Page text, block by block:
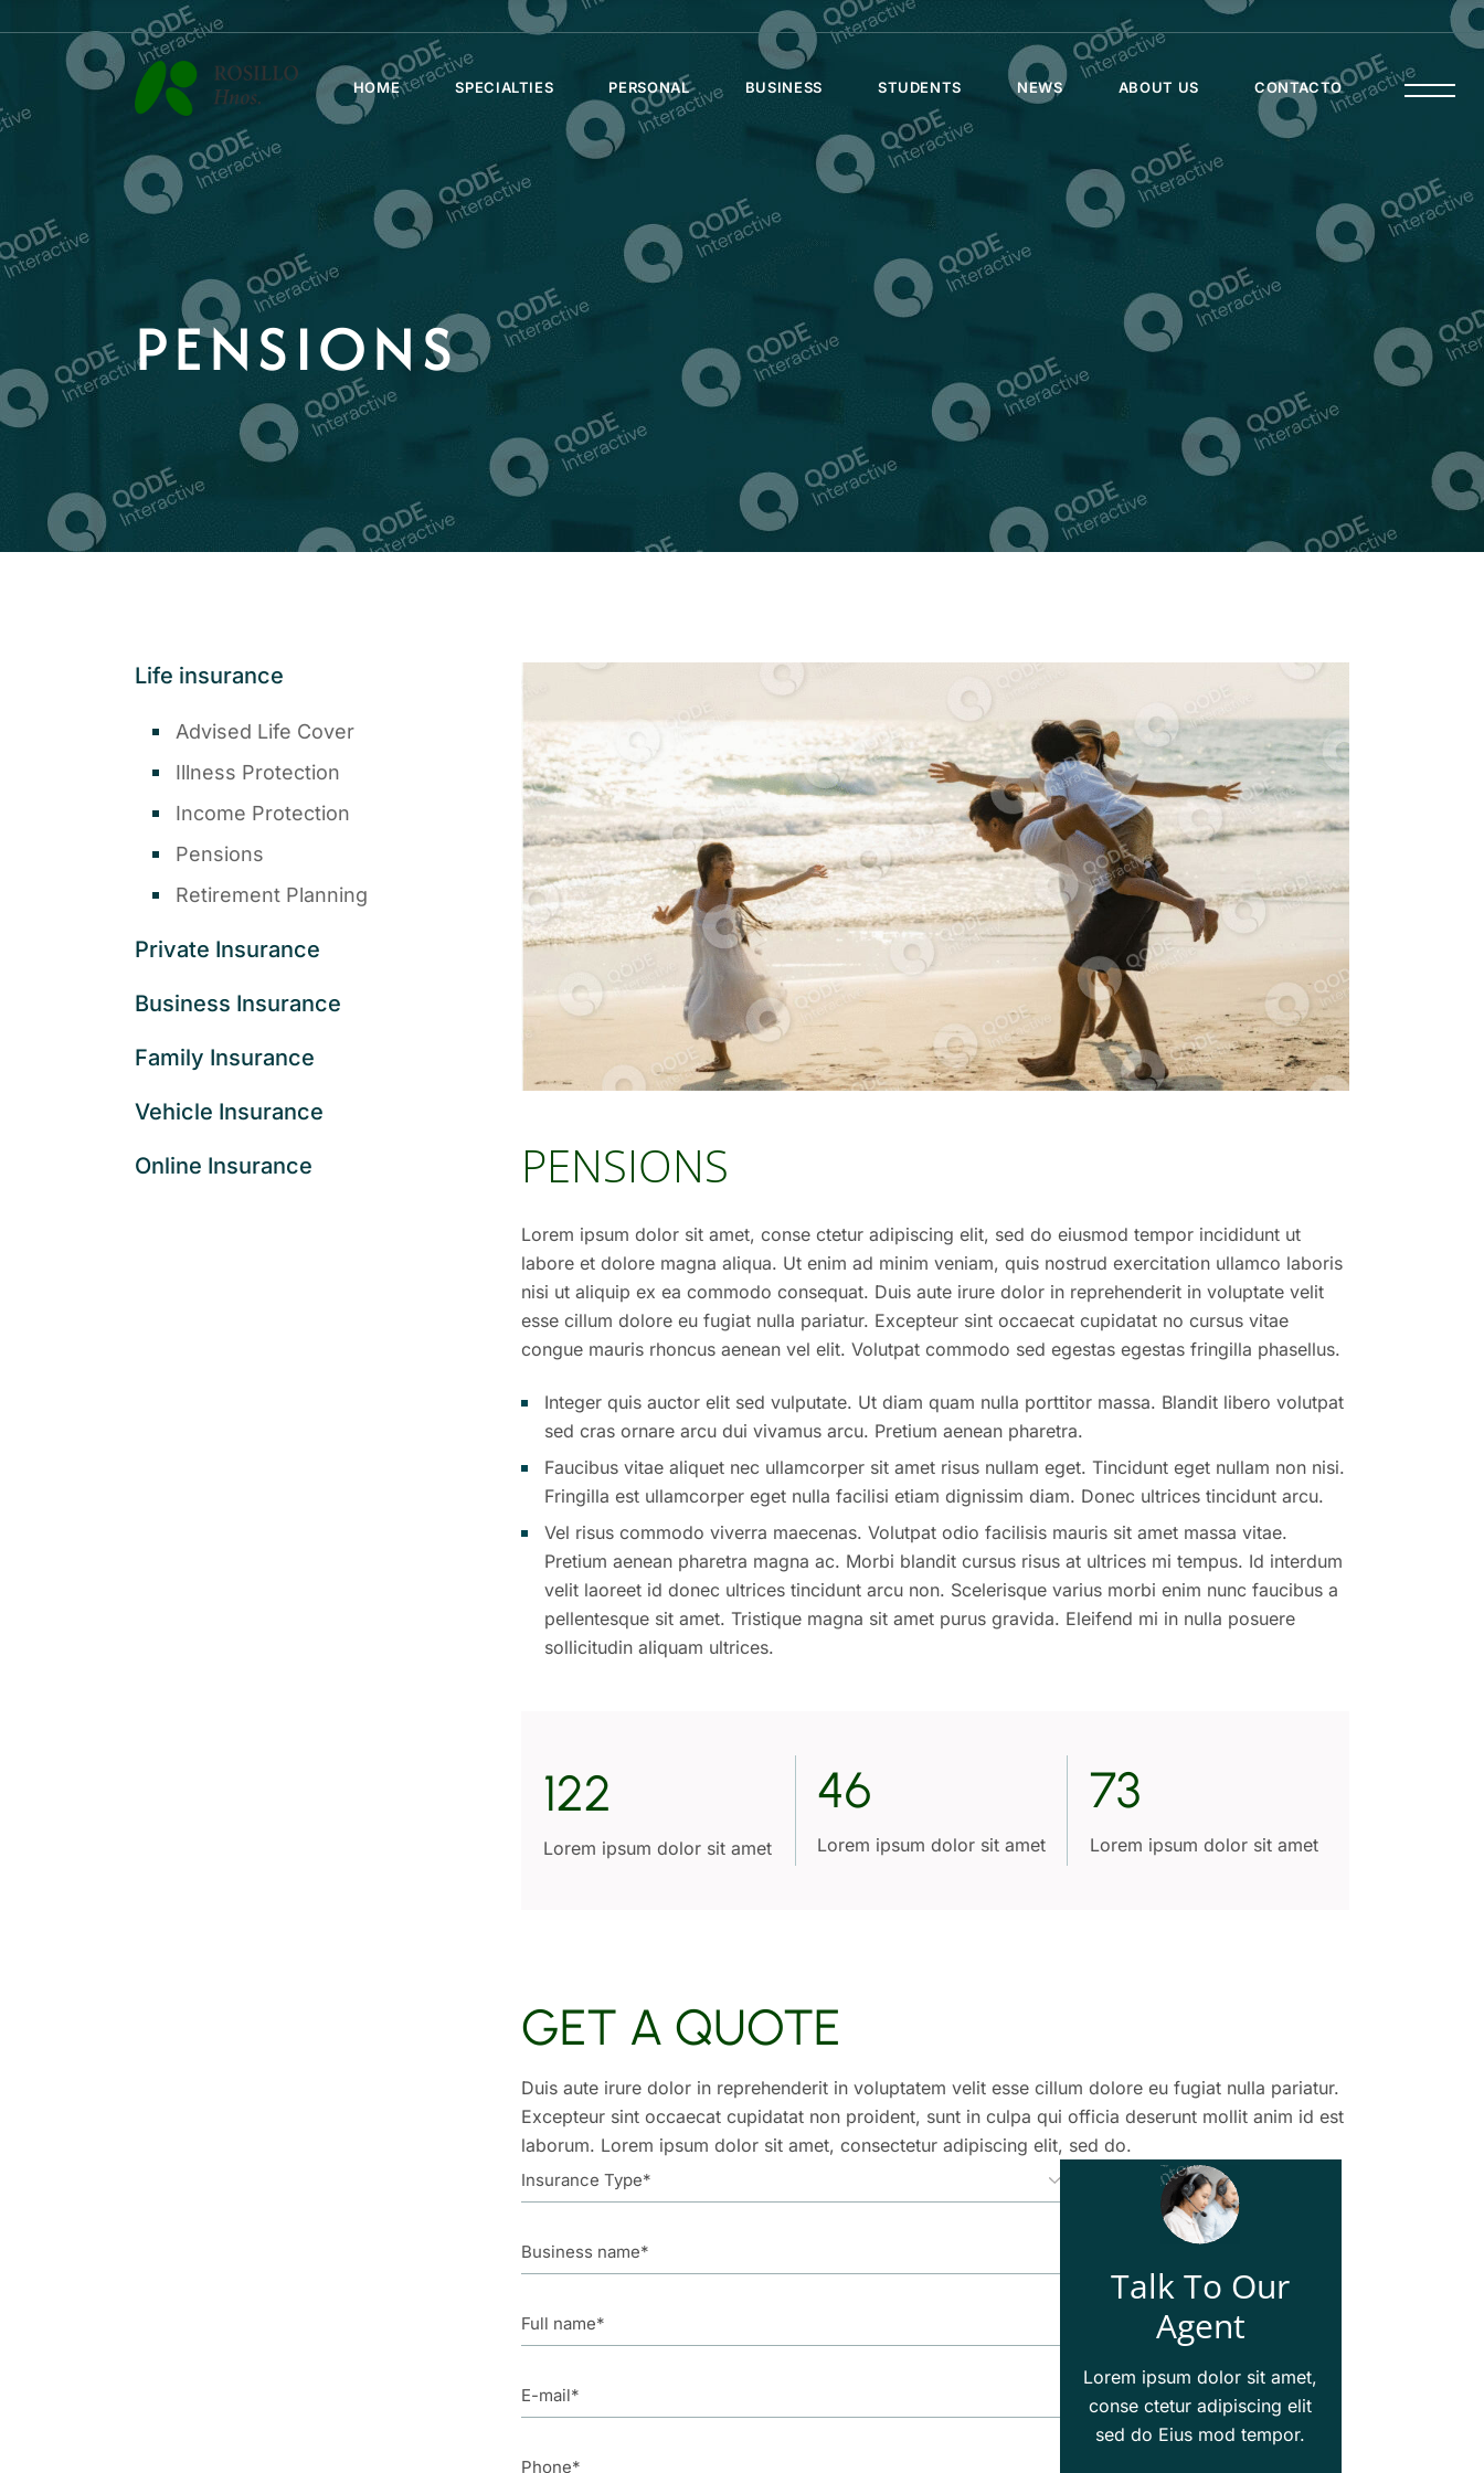
HOME SPECIALTIES PERSONAL BUSINESS STUDENTS NEWS ABOUT US CONTACTO
PENSIONS
PENSIONS
Lorem ipsum dolor sit amet, conse ctetur adipiscing elit, sed do eiusmod tempor incididunt ut
labore et dolore magna aliqua. Ut enim ad minim veniam, quis nostrud exercitation ullamco laboris
nisi ut aliquip ex ea commodo consequat. Duis aute irure dolor in reprehenderit in voluptate velit
esse cillum dolore eu fugiat nulla pariatur. Excepteur sint occaecat cupidatat no cursus vitae
congue mauris rhoncus aenean vel elit. Volutpat commodo sed egestas egestas fringilla phasellus.
Integer quis auctor elit sed vulputate. Ut diam quam nulla porttitor massa. Blandit libero volutpat
sed cras ornare arcu dui vivamus arcu. Pretium aenean pharetra.
Faucibus vitae aliquet nec ullamcorper sit amet risus nullam eget. Tincidunt eget nullam non nisi.
Fringilla est ullamcorper eget nulla facilisi etiam dignissim diam. Donec ultrices tincidunt arcu.
Vel risus commodo viverra maecenas. Volutpat odio facilisis mauris sit amet massa vitae.
Pretium aenean pharetra magna ac. Morbi blandit cursus risus at ultrices mi tempus. Id interdum
velit laoreet id donec ultrices tincidunt arcu non. Scelerisque varius morbi enim nunc faucibus a
pellentesque sit amet. Tristique magna sit amet purus gravida. Eleifend mi in nulla posuere
sollicitudin aliquam ultrices.
122
Lorem ipsum dolor sit amet
46
Lorem ipsum dolor sit amet
73
Lorem ipsum dolor sit amet
Talk To Our
Agent
Lorem ipsum dolor sit amet,
conse ctetur adipiscing elit
sed do Eius mod tempor.
GET A QUOTE
Duis aute irure dolor in reprehenderit in voluptatem velit esse cillum dolore eu fugiat nulla pariatur.
Excepteur sint occaecat cupidatat non proident, sunt in culpa qui officia deserunt mollit anim id est
laborum. Lorem ipsum dolor sit amet, consectetur adipiscing elit, sed do.
Life insurance
Advised Life Cover
Illness Protection
Income Protection
Pensions
Retirement Planning
Private Insurance
Business Insurance
Family Insurance
Vehicle Insurance
Online Insurance